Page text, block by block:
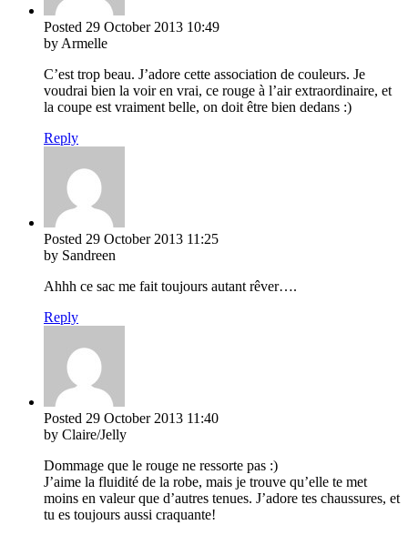
Posted 29 October 2013 10:49
by Armelle
C’est trop beau. J’adore cette association de couleurs. Je
voudrai bien la voir en vrai, ce rouge à l’air extraordinaire, et
la coupe est vraiment belle, on doit être bien dedans :)
Reply
Posted 29 October 2013 11:25
by Sandreen
Ahhh ce sac me fait toujours autant rêver….
Reply
Posted 29 October 2013 11:40
by Claire/Jelly
Dommage que le rouge ne ressorte pas :)
J’aime la fluidité de la robe, mais je trouve qu’elle te met
moins en valeur que d’autres tenues. J’adore tes chaussures, et
tu es toujours aussi craquante!